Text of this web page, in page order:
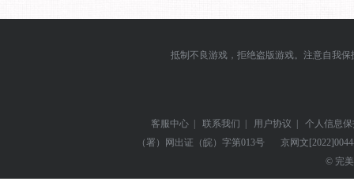
抵制不良游戏，拒绝盗版游戏。注意自我
客服中心 | 联系我们 | 用户协议 |
个人信息
（署）网出证（皖）字第013号
京网文
© 完美